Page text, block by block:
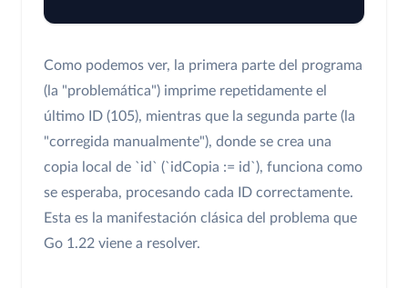
Como podemos ver, la primera parte del programa
(la "problemática") imprime repetidamente el
último ID (105), mientras que la segunda parte (la
"corregida manualmente"), donde se crea una
copia local de `id` (`idCopia := id`), funciona como
se esperaba, procesando cada ID correctamente.
Esta es la manifestación clásica del problema que
Go 1.22 viene a resolver.